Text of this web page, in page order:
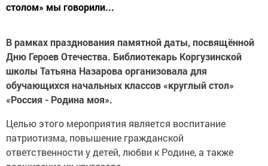
столом» мы говорили...
В рамках празднования памятной даты, посвящённой
Дню Героев Отечества. Библиотекарь Коргузинской
школы Татьяна Назарова организовала для
обучающихся начальных классов «круглый стол»
«Россия - Родина моя».
Целью этого мероприятия является воспитание
патриотизма, повышение гражданской
ответственности у детей, любви к Родине, а также